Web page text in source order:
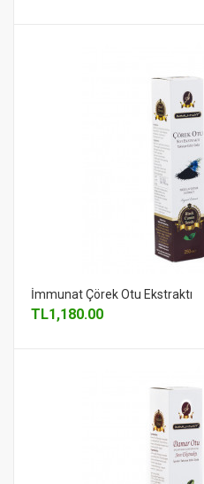
İmmunat Çörek Otu Ekstraktı
TL1,180.00